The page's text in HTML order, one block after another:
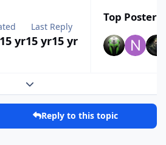
15 yr
Last Reply
15 yr15 yr
Top Posters
Expand topic overview
Reply to this topic